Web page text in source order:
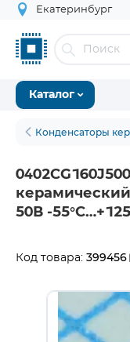
Екатеринбург
Каталог
Конденсаторы
керамический
50В -
Код товара: 399456